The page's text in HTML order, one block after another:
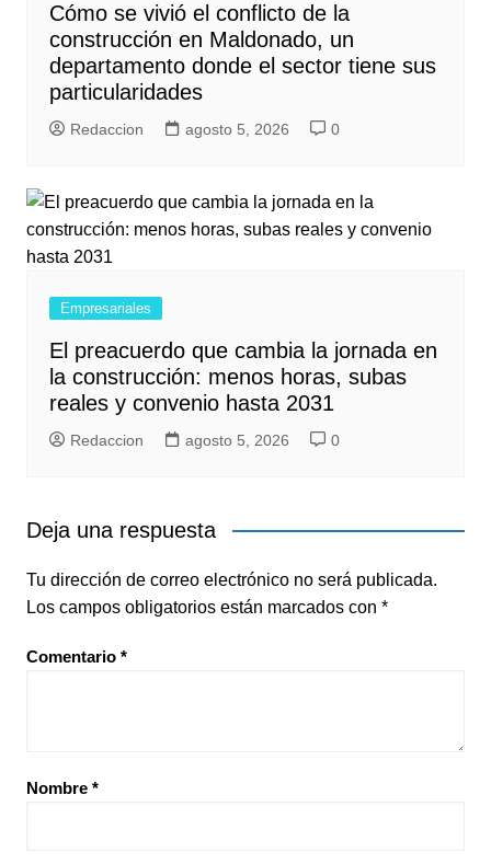
Cómo se vivió el conflicto de la
construcción en Maldonado, un
departamento donde el sector tiene sus
particularidades
Redaccion agosto 5, 2026 0
Empresariales
El preacuerdo que cambia la jornada en
la construcción: menos horas, subas
reales y convenio hasta 2031
Redaccion agosto 5, 2026 0
Deja una respuesta
Tu dirección de correo electrónico no será publicada.
Los campos obligatorios están marcados con *
Comentario *
Nombre *